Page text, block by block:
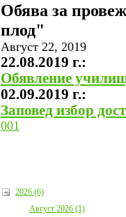
Обява за
плод"
Август 22, 2019
22.08.2019 г.:
Обявление
02.09.2019 г.:
Заповед избор
001
2026 (6)
Август 2026 (1)